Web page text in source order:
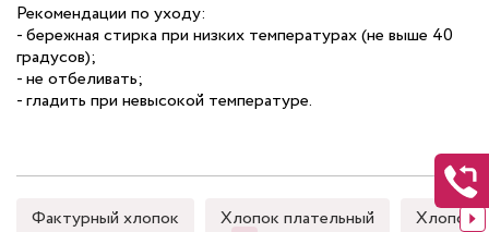
Рекомендации по уходу:
- бережная стирка при низких температурах (не выше 40
градусов);
- не отбеливать;
- гладить при невысокой температуре.
Фактурный хлопок Хлопок плательный Хлопок